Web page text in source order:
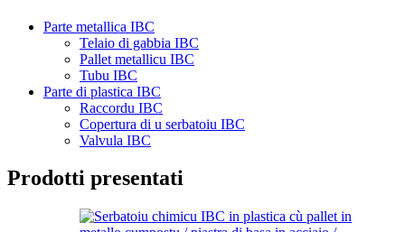
Parte metallica IBC
Telaio di gabbia IBC
Pallet metallicu IBC
Tubu IBC
Parte di plastica IBC
Raccordu IBC
Copertura di u serbatoiu IBC
Valvula IBC
Prodotti presentati